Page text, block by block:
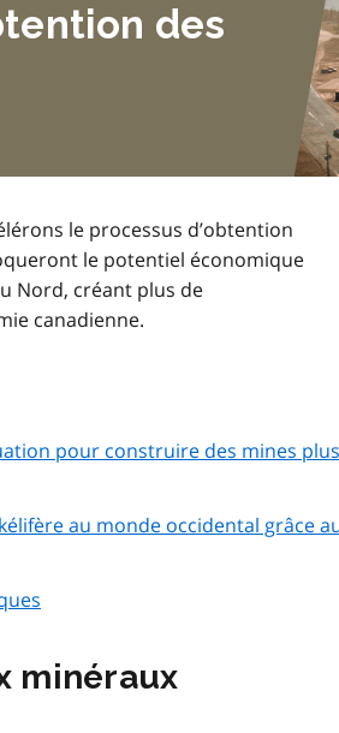
des
le processus d’obtention
le potentiel économique
Nord, créant plus de
canadienne.
pour construire des mines plus
au monde occidental grâce
minéraux